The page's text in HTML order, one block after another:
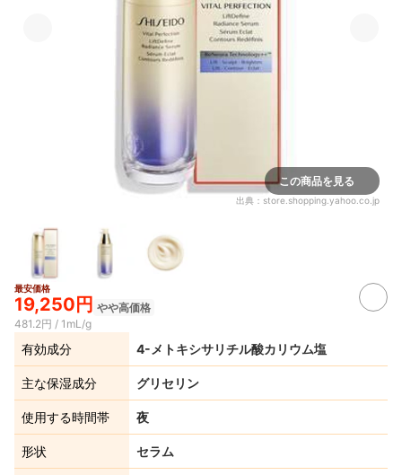
この商品を見る
出典： store.shopping.yahoo.co.jp
最安価格
19,250円 やや高価格
481.2円 / 1mL/g
有効成分 4-メトキシサリチル酸カリウム塩
主な保湿成分 グリセリン
使用する時間帯 夜
形状 セラム